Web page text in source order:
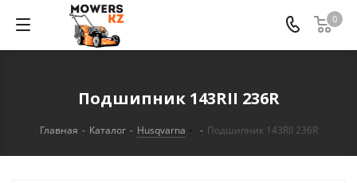
0
Подшипник 143RII 236R
Главная - Каталог - Husqvarna - Подшипник 143RII 236R